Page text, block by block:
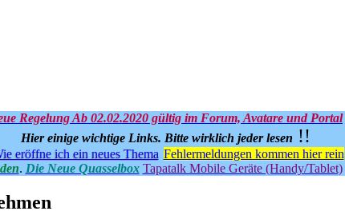
Regelung Ab 02.02.2020 gültig im Forum, Avatare und Portal
Hier einige wichtige Links. Bitte wirklich jeder lesen !!
eröffne ich ein neues Thema Fehlermeldungen kommen hier rein
. Die Neue Quasselbox Tapatalk Mobile Geräte (Handy/Tablet)